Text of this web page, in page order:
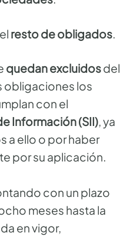
resto de obligados
quedan excluidosdel
obligaciones los
con el
Información (SII), ya
a ello o por haber
por su aplicación.
con un plazo
meses hasta la
en vigor,